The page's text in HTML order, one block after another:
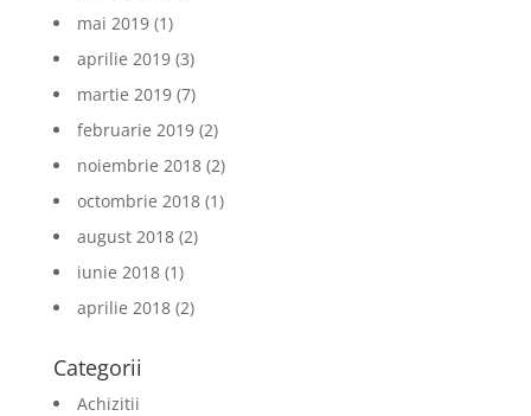
mai 2019(1)
aprilie 2019(3)
martie 2019(7)
februarie 2019(2)
noiembrie 2018(2)
octombrie 2018(1)
august 2018(2)
iunie 2018(1)
aprilie 2018(2)
Categorii
Achizitii